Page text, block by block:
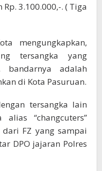
3.100.000,-. ( Tiga
mengungkapkan,
tersangka yang
bandarnya adalah
di Kota Pasuruan.
tersangka lain
“changcuters”
FZ yang sampai
DPO jajaran Polres